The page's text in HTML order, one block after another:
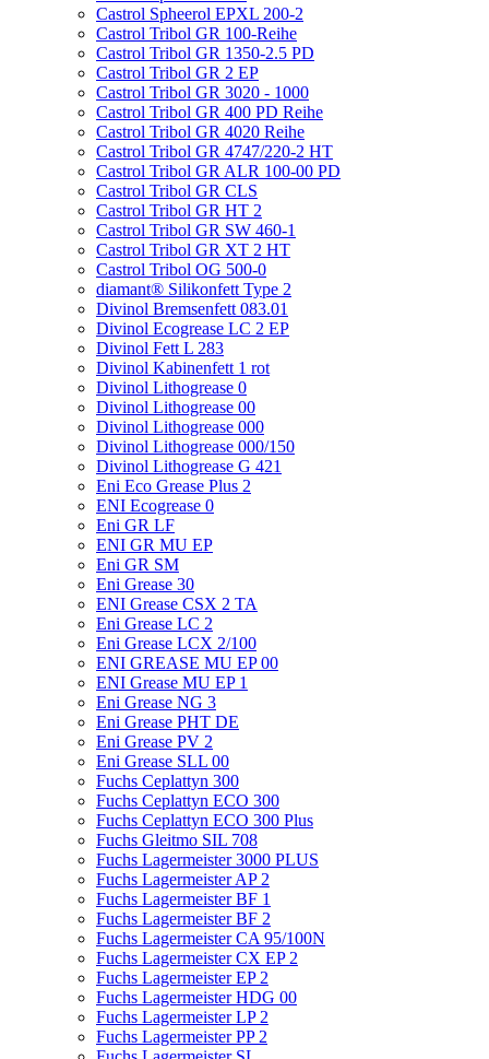
Castrol Spheerol EPXL 200-2
Castrol Tribol GR 100-Reihe
Castrol Tribol GR 1350-2.5 PD
Castrol Tribol GR 2 EP
Castrol Tribol GR 3020 - 1000
Castrol Tribol GR 400 PD Reihe
Castrol Tribol GR 4020 Reihe
Castrol Tribol GR 4747/220-2 HT
Castrol Tribol GR ALR 100-00 PD
Castrol Tribol GR CLS
Castrol Tribol GR HT 2
Castrol Tribol GR SW 460-1
Castrol Tribol GR XT 2 HT
Castrol Tribol OG 500-0
diamant® Silikonfett Type 2
Divinol Bremsenfett 083.01
Divinol Ecogrease LC 2 EP
Divinol Fett L 283
Divinol Kabinenfett 1 rot
Divinol Lithogrease 0
Divinol Lithogrease 00
Divinol Lithogrease 000
Divinol Lithogrease 000/150
Divinol Lithogrease G 421
Eni Eco Grease Plus 2
ENI Ecogrease 0
Eni GR LF
ENI GR MU EP
Eni GR SM
Eni Grease 30
ENI Grease CSX 2 TA
Eni Grease LC 2
Eni Grease LCX 2/100
ENI GREASE MU EP 00
ENI Grease MU EP 1
Eni Grease NG 3
Eni Grease PHT DE
Eni Grease PV 2
Eni Grease SLL 00
Fuchs Ceplattyn 300
Fuchs Ceplattyn ECO 300
Fuchs Ceplattyn ECO 300 Plus
Fuchs Gleitmo SIL 708
Fuchs Lagermeister 3000 PLUS
Fuchs Lagermeister AP 2
Fuchs Lagermeister BF 1
Fuchs Lagermeister BF 2
Fuchs Lagermeister CA 95/100N
Fuchs Lagermeister CX EP 2
Fuchs Lagermeister EP 2
Fuchs Lagermeister HDG 00
Fuchs Lagermeister LP 2
Fuchs Lagermeister PP 2